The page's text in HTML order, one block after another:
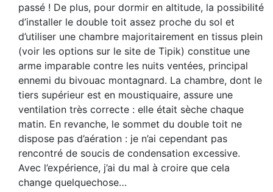
passé ! De plus, pour dormir en altitude, la possibilité
d’installer le double toit assez proche du sol et
d’utiliser une chambre majoritairement en tissus plein
(voir les options sur le site de Tipik) constitue une
arme imparable contre les nuits ventées, principal
ennemi du bivouac montagnard. La chambre, dont le
tiers supérieur est en moustiquaire, assure une
ventilation très correcte : elle était sèche chaque
matin. En revanche, le sommet du double toit ne
dispose pas d’aération : je n’ai cependant pas
rencontré de soucis de condensation excessive.
Avec l’expérience, j’ai du mal à croire que cela
change quelquechose…